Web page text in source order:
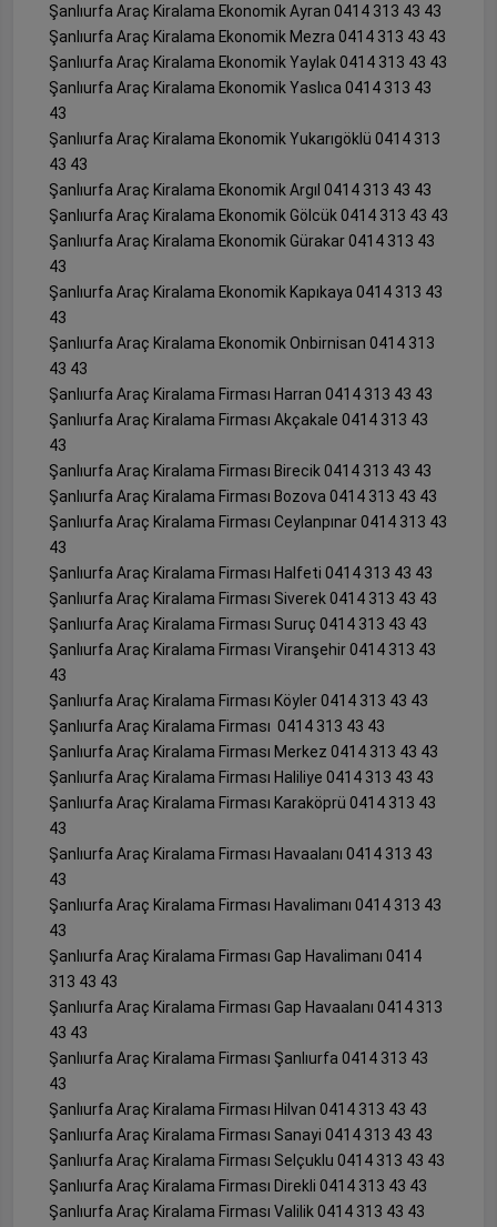
Şanlıurfa Araç Kiralama Ekonomik Ayran 0414 313 43 43
Şanlıurfa Araç Kiralama Ekonomik Mezra 0414 313 43 43
Şanlıurfa Araç Kiralama Ekonomik Yaylak 0414 313 43 43
Şanlıurfa Araç Kiralama Ekonomik Yaslıca 0414 313 43
43
Şanlıurfa Araç Kiralama Ekonomik Yukarıgöklü 0414 313
43 43
Şanlıurfa Araç Kiralama Ekonomik Argıl 0414 313 43 43
Şanlıurfa Araç Kiralama Ekonomik Gölcük 0414 313 43 43
Şanlıurfa Araç Kiralama Ekonomik Gürakar 0414 313 43
43
Şanlıurfa Araç Kiralama Ekonomik Kapıkaya 0414 313 43
43
Şanlıurfa Araç Kiralama Ekonomik Onbirnisan 0414 313
43 43
Şanlıurfa Araç Kiralama Firması Harran 0414 313 43 43
Şanlıurfa Araç Kiralama Firması Akçakale 0414 313 43
43
Şanlıurfa Araç Kiralama Firması Birecik 0414 313 43 43
Şanlıurfa Araç Kiralama Firması Bozova 0414 313 43 43
Şanlıurfa Araç Kiralama Firması Ceylanpınar 0414 313 43
43
Şanlıurfa Araç Kiralama Firması Halfeti 0414 313 43 43
Şanlıurfa Araç Kiralama Firması Siverek 0414 313 43 43
Şanlıurfa Araç Kiralama Firması Suruç 0414 313 43 43
Şanlıurfa Araç Kiralama Firması Viranşehir 0414 313 43
43
Şanlıurfa Araç Kiralama Firması Köyler 0414 313 43 43
Şanlıurfa Araç Kiralama Firması 0414 313 43 43
Şanlıurfa Araç Kiralama Firması Merkez 0414 313 43 43
Şanlıurfa Araç Kiralama Firması Haliliye 0414 313 43 43
Şanlıurfa Araç Kiralama Firması Karaköprü 0414 313 43
43
Şanlıurfa Araç Kiralama Firması Havaalanı 0414 313 43
43
Şanlıurfa Araç Kiralama Firması Havalimanı 0414 313 43
43
Şanlıurfa Araç Kiralama Firması Gap Havalimanı 0414
313 43 43
Şanlıurfa Araç Kiralama Firması Gap Havaalanı 0414 313
43 43
Şanlıurfa Araç Kiralama Firması Şanlıurfa 0414 313 43
43
Şanlıurfa Araç Kiralama Firması Hilvan 0414 313 43 43
Şanlıurfa Araç Kiralama Firması Sanayi 0414 313 43 43
Şanlıurfa Araç Kiralama Firması Selçuklu 0414 313 43 43
Şanlıurfa Araç Kiralama Firması Direkli 0414 313 43 43
Şanlıurfa Araç Kiralama Firması Valilik 0414 313 43 43